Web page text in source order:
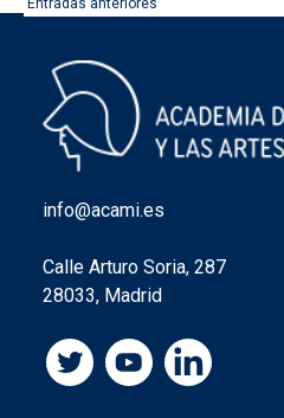
Navegación
de
entradas
Entradas anteriores
info@acami.es
Calle Arturo Soria, 287
28033, Madrid